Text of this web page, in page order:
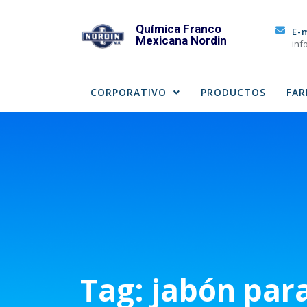
Química Franco
Mexicana Nordin
E-
CORPORATIVO PRODUCTOS
Tag: jabón